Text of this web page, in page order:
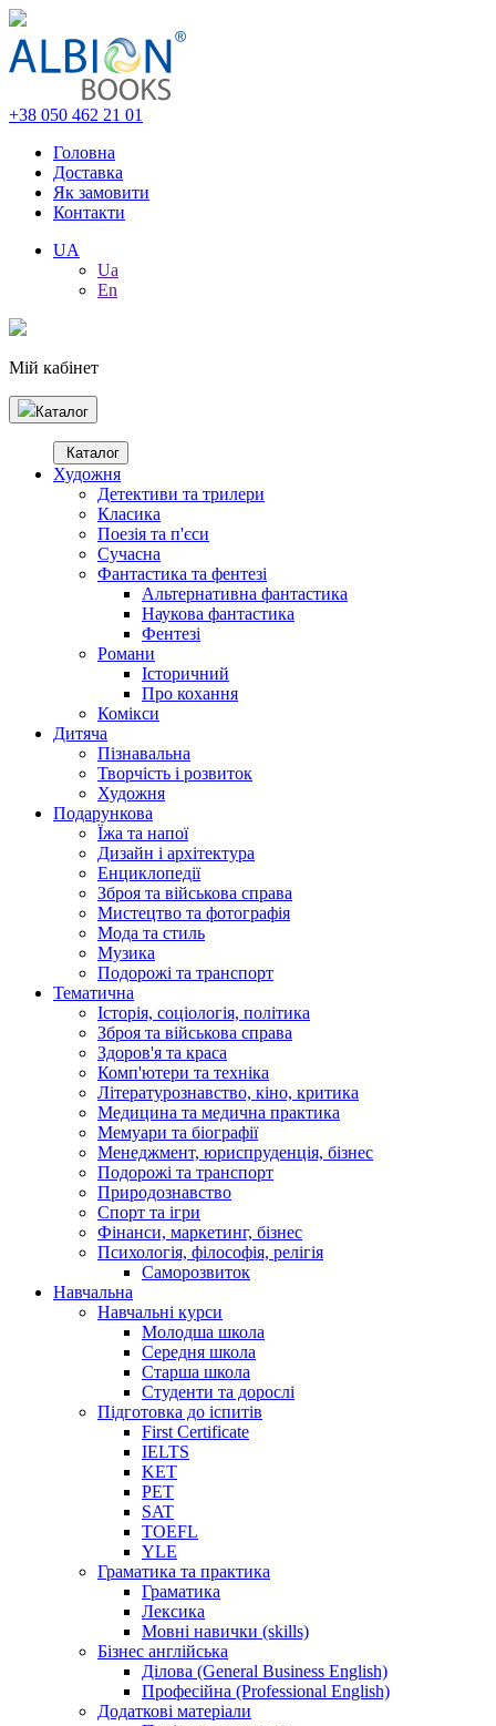
+38 050 462 21 01
Головна
Доставка
Як замовити
Контакти
UA
Ua
En
Мій кабінет
Каталог
Каталог
Художня
Детективи та трилери
Класика
Поезія та п'єси
Сучасна
Фантастика та фентезі
Альтернативна фантастика
Наукова фантастика
Фентезі
Романи
Історичний
Про кохання
Комікси
Дитяча
Пізнавальна
Творчість і розвиток
Художня
Подарункова
Їжа та напої
Дизайн і архітектура
Енциклопедії
Зброя та військова справа
Мистецтво та фотографія
Мода та стиль
Музика
Подорожі та транспорт
Тематична
Історія, соціологія, політика
Зброя та військова справа
Здоров'я та краса
Комп'ютери та техніка
Літературознавство, кіно, критика
Медицина та медична практика
Мемуари та біографії
Менеджмент, юриспруденція, бізнес
Подорожі та транспорт
Природознавство
Спорт та ігри
Фінанси, маркетинг, бізнес
Психологія, філософія, релігія
Саморозвиток
Навчальна
Навчальні курси
Молодша школа
Середня школа
Старша школа
Студенти та дорослі
Підготовка до іспитів
First Certificate
IELTS
KET
PET
SAT
TOEFL
YLE
Граматика та практика
Граматика
Лексика
Мовні навички (skills)
Бізнес англійська
Ділова (General Business English)
Професійна (Professional English)
Додаткові матеріали